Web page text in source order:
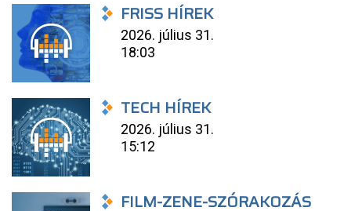
FRISS HÍREK
2026. július 31.
18:03
TECH HÍREK
2026. július 31.
15:12
FILM-ZENE-SZÓRAKOZÁS